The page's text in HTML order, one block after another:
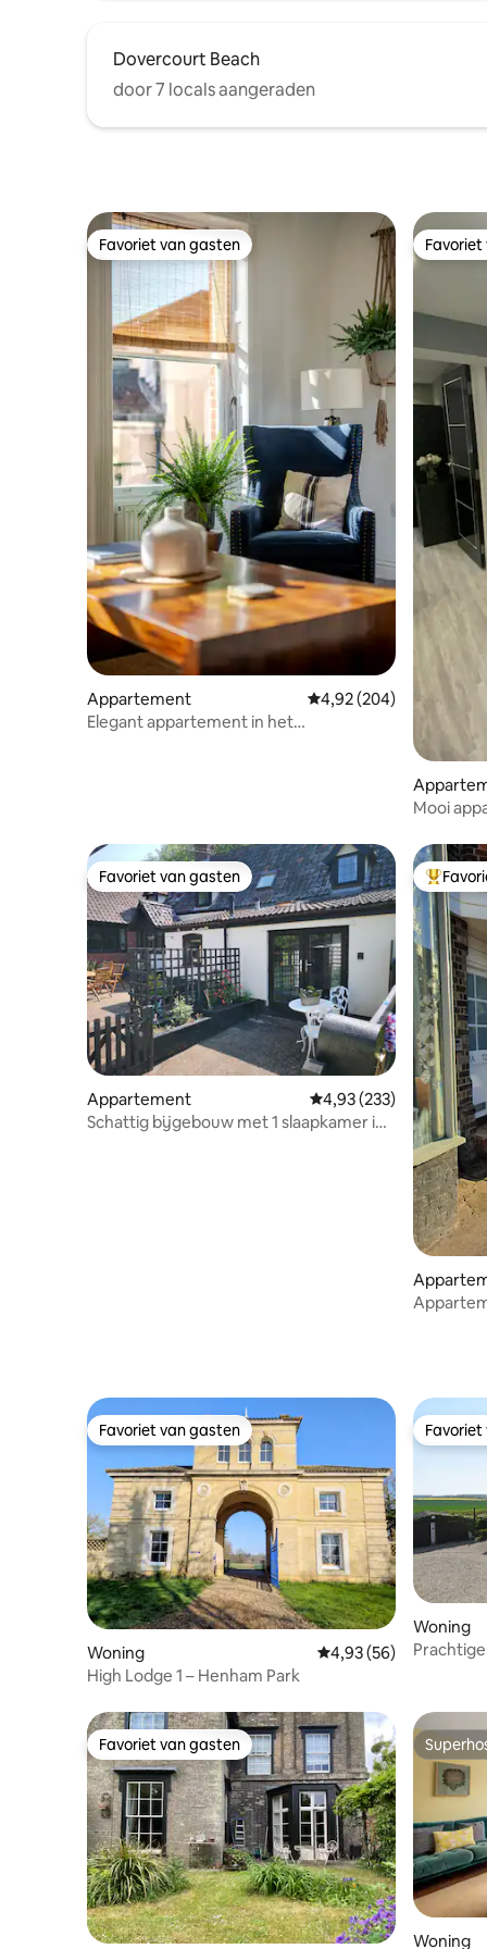
Dovercourt Beach
door 7 locals aangeraden
Favoriet van gasten
Favoriet van gasten
Appartement Gemiddelde
4,92 (204)
Elegant appartement in het
Mooi
Favoriet van gasten
Favoriet van gasten
Appartement Gemiddelde
4,93 (233)
Schattig bijgebouw met 1 slaapkamer in
centrum
Favoriet van gasten
Favoriet van gasten
Woning Gemiddelde
4,93 (56)
High Lodge 1 – Henham Park
Woning
Favoriet van gasten
Favoriet van gasten
Woning